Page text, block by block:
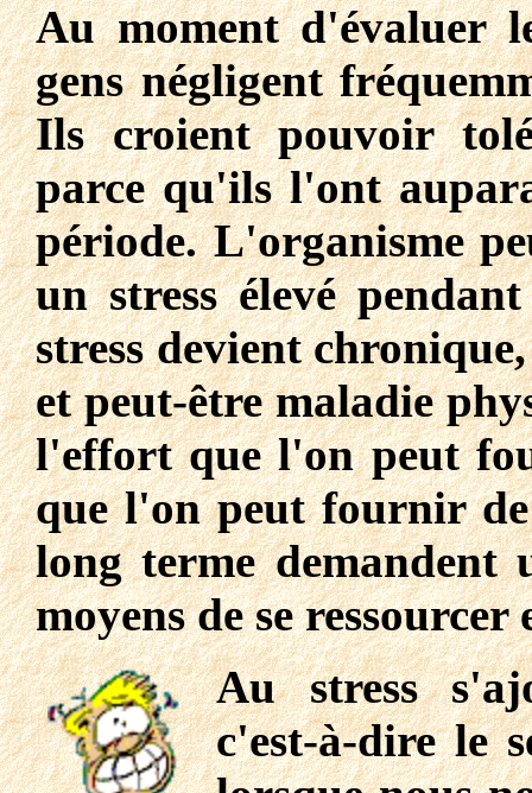
Au moment d'évaluer
gens négligent
Ils croient pouvoir
parce qu'ils l'ont
période. L'organisme
un stress élevé
stress devient
et peut-être maladie
l'effort que l'on peut
que l'on peut fournir
long terme demandent
moyens de se
Au stress
c'est-à-dire le